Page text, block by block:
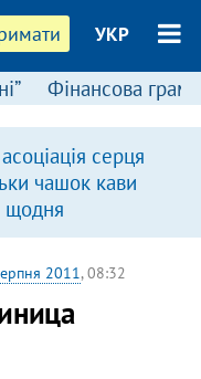
УКР
Фінансова
серця
чашок кави
щодня
2011, 08:32